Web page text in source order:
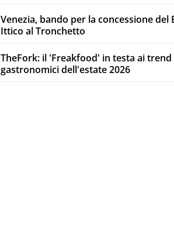
Venezia, bando per la concessione del
Ittico al Tronchetto
TheFork: il 'Freakfood' in testa ai trend
gastronomici dell'estate 2026